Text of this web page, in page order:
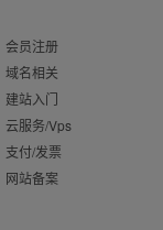
会员注册
域名相关
建站入门
云服务/Vps
支付/发票
网站备案